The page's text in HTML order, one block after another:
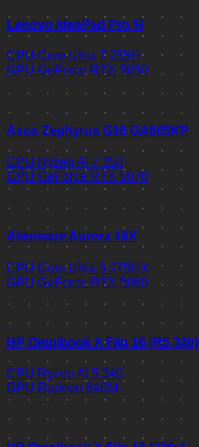
Lenovo IdeaPad Pro 5i
CPU Core Ultra 7 255H
GPU GeForce RTX 5050
Asus Zephyrus G16 GA605KP
CPU Ryzen AI 7 350
GPU GeForce RTX 5070
Alienware Aurora 16X
CPU Core Ultra 9 275HX
GPU GeForce RTX 5060
HP Omnibook X Flip 16 (R5 340)
CPU Ryzen AI 5 340
GPU Radeon 840M